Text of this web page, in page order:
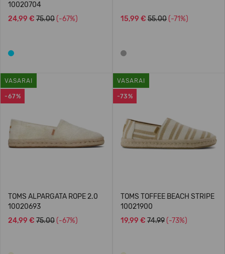
10020704
24,99 € 75.00 (-67%) 15,99 € 55.00 (-71%)
-67%
VASARAI
TOMS ALPARGATA ROPE 2.0
10020693
24,99 € 75.00 (-67%)
-73%
VASARAI
TOMS TOFFEE BEACH STRIPE
10021900
19,99 € 74.99 (-73%)